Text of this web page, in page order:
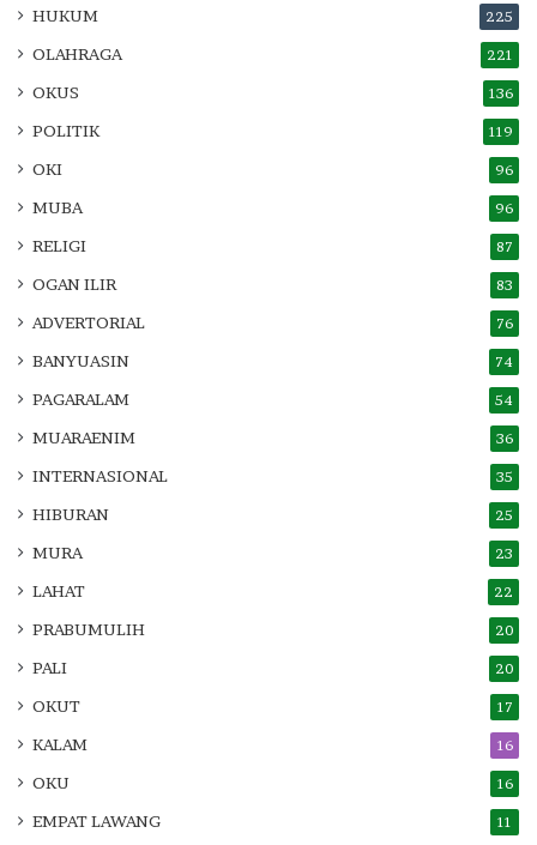
HUKUM 225
OLAHRAGA 221
OKUS 136
POLITIK 119
OKI 96
MUBA 96
RELIGI 87
OGAN ILIR 83
ADVERTORIAL 76
BANYUASIN 74
PAGARALAM 54
MUARAENIM 36
INTERNASIONAL 35
HIBURAN 25
MURA 23
LAHAT 22
PRABUMULIH 20
PALI 20
OKUT 17
KALAM 16
OKU 16
EMPAT LAWANG 11